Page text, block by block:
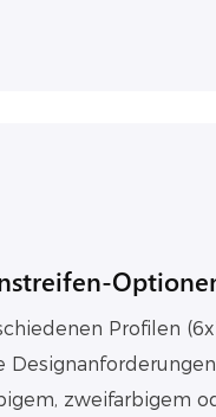
Profilen
zweifarbigem